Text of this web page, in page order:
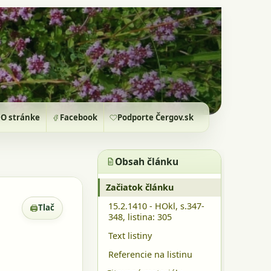
O stránke Facebook Podporte Čergov.sk
🖨Tlač
Zobrazenie pre tlač
Obsah článku
Začiatok článku
15.2.1410 - HOkl, s.347-
348, listina: 305
Text listiny
Referencie na listinu